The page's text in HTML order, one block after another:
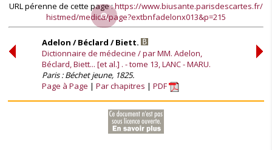
URL pérenne de cette page :https://www.biusante.parisdescartes.fr/
histmed/medica/page?extbnfadelonx013&p=215
Adelon / Béclard / Biett.
Dictionnaire de médecine / par MM. Adelon,
Béclard, Biett... [et al.] . - tome 13, LANC - MARU.
Paris : Béchet jeune, 1825.
Page à Page
Par chapitres PDF